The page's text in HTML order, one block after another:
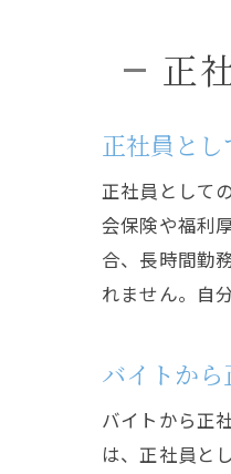
正
正社員とし
正社員として
会保険や福利
合、長時間勤
れません。自
バイトか
バイトから正
は、正社員と